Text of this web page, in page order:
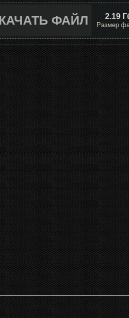
ФАЙЛ 2.19
Размер